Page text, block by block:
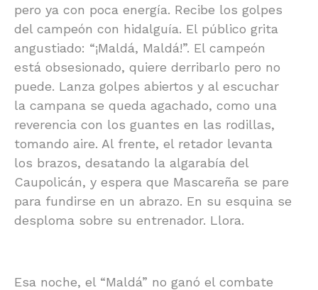
pero ya con poca energía. Recibe los golpes
del campeón con hidalguía. El público grita
angustiado: “¡Maldá, Maldá!”. El campeón
está obsesionado, quiere derribarlo pero no
puede. Lanza golpes abiertos y al escuchar
la campana se queda agachado, como una
reverencia con los guantes en las rodillas,
tomando aire. Al frente, el retador levanta
los brazos, desatando la algarabía del
Caupolicán, y espera que Mascareña se pare
para fundirse en un abrazo. En su esquina se
desploma sobre su entrenador. Llora.
Esa noche, el “Maldá” no ganó el combate